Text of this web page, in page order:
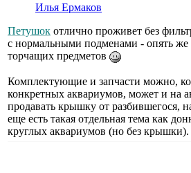
Илья Ермаков
Петушок отлично проживет без
с нормальными подменами - опять
торчащих предметов
Комплектующие и запчасти можно,
конкретных аквариумов, может и на
продавать крышку от разбившегося,
еще есть такая отдельная тема как
круглых аквариумов (но без крышки).